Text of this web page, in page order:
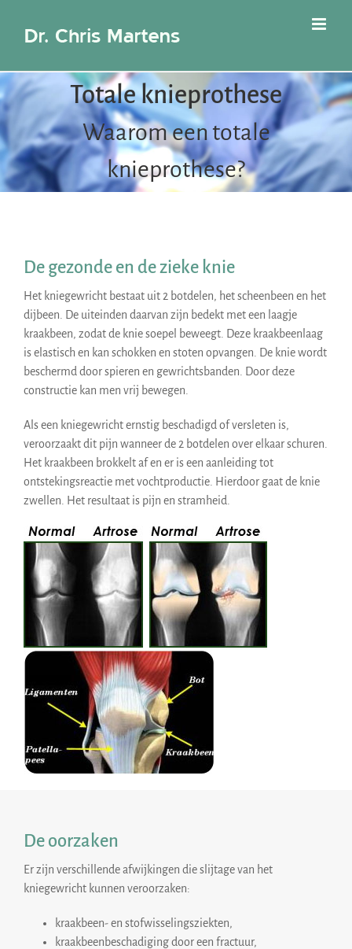
inhoud
Totale knieprothese
Waarom een totale
knieprothese?
De gezonde en de zieke knie
Het kniegewricht bestaat uit 2 botdelen, het scheenbeen en het
dijbeen. De uiteinden daarvan zijn bedekt met een laagje
kraakbeen, zodat de knie soepel beweegt. Deze kraakbeenlaag
is elastisch en kan schokken en stoten opvangen. De knie wordt
beschermd door spieren en gewrichtsbanden. Door deze
constructie kan men vrij bewegen.
Als een kniegewricht ernstig beschadigd of versleten is,
veroorzaakt dit pijn wanneer de 2 botdelen over elkaar schuren.
Het kraakbeen brokkelt af en er is een aanleiding tot
ontstekingsreactie met vochtproductie. Hierdoor gaat de knie
zwellen. Het resultaat is pijn en stramheid.
De oorzaken
Er zijn verschillende afwijkingen die slijtage van het
kniegewricht kunnen veroorzaken:
kraakbeen- en stofwisselingsziekten,
kraakbeenbeschadiging door een fractuur,